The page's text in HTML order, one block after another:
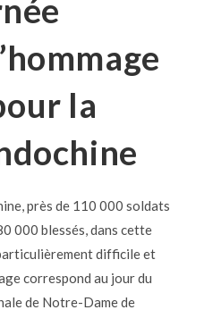
la
près de 110 000 soldats
000 blessés, dans cette
difficile et
correspond au jour du
de Notre-Dame de